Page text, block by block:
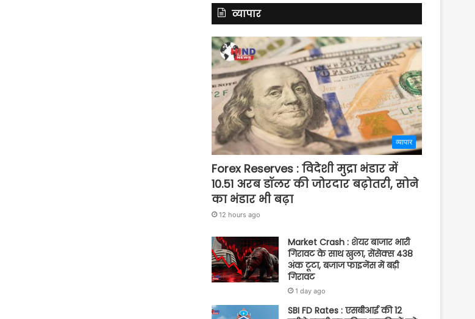
व्यापार
व्यापार
Forex Reserves : विदेशी मुद्रा भंडार में
10.51 अरब डॉलर की जोरदार बढ़ोतरी, सोने
का भंडार भी बढ़ा
12 hours ago
Market Crash : शेयर बाजार भारी
गिरावट के साथ खुला, सेंसेक्स 438
अंक टूटा, बजाज फाइनेंस में बड़ी
गिरावट
1 day ago
SBI FD Rates : एसबीआई की 12